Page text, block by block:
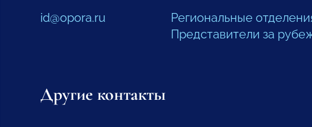
id@opora.ru
Региональные
Представители за
Другие контакты